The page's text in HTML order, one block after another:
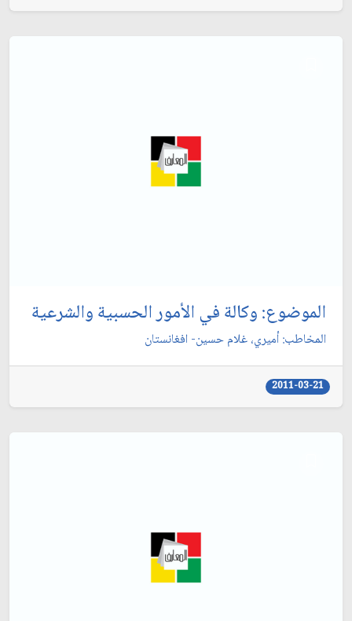
الموضوع: وكالة في الأمور الحسبية والشرعية
المخاطب: أميري، غلام حسين- افغانستان‏
2011-03-21